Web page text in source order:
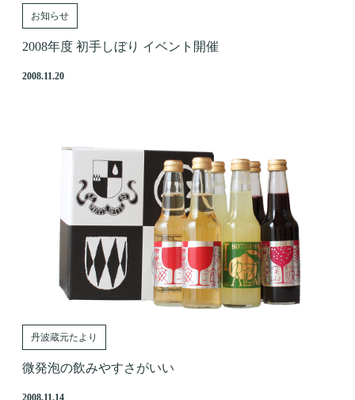
お知らせ
2008年度 初手しぼり イベント開催
2008.11.20
丹波蔵元たより
微発泡の飲みやすさがいい
2008.11.14